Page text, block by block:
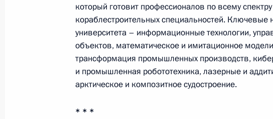
2 февраля 2024 года, пятница
Встреча с активом участников форума «Всё
2 февраля 2024 года, 16:40 Тула
который готовит профессионалов по всему спектру
кораблестроительных специальностей. Ключевые
университета – информационные технологии,
объектов, математическое и имитационное
трансформация промышленных производств,
и промышленная робототехника, лазерные и
арктическое и композитное судостроение.
* * *